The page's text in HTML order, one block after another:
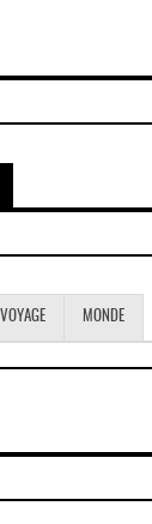
VOYAGE MONDE